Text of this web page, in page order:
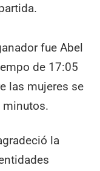
fue Abel
de 17:05
las mujeres se
minutos.
la